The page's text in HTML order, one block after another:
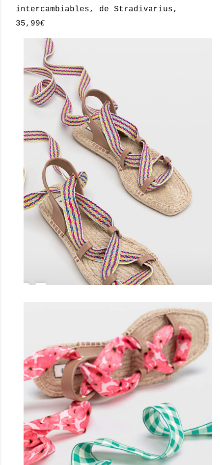
intercambiables, de Stradivarius,
35,99€